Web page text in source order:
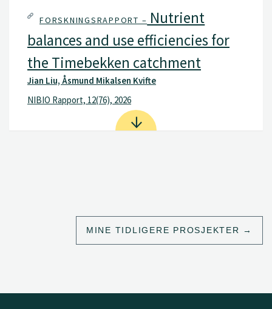
FORSKNINGSRAPPORT – Nutrient
balances and use efficiencies for
the Timebekken catchment
Jian Liu, Åsmund Mikalsen Kvifte
NIBIO Rapport, 12(76), 2026
MINE TIDLIGERE PROSJEKTER